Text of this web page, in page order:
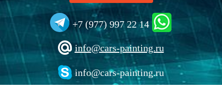
+7 (977) 997 22 14
info@cars-painting.ru
info@cars-painting.ru